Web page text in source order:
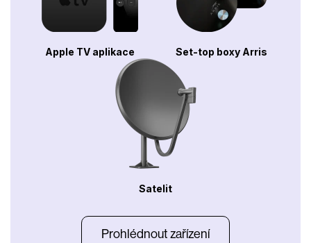
Apple TV aplikace Set-top boxy Arris
Satelit
Prohlédnout zařízení